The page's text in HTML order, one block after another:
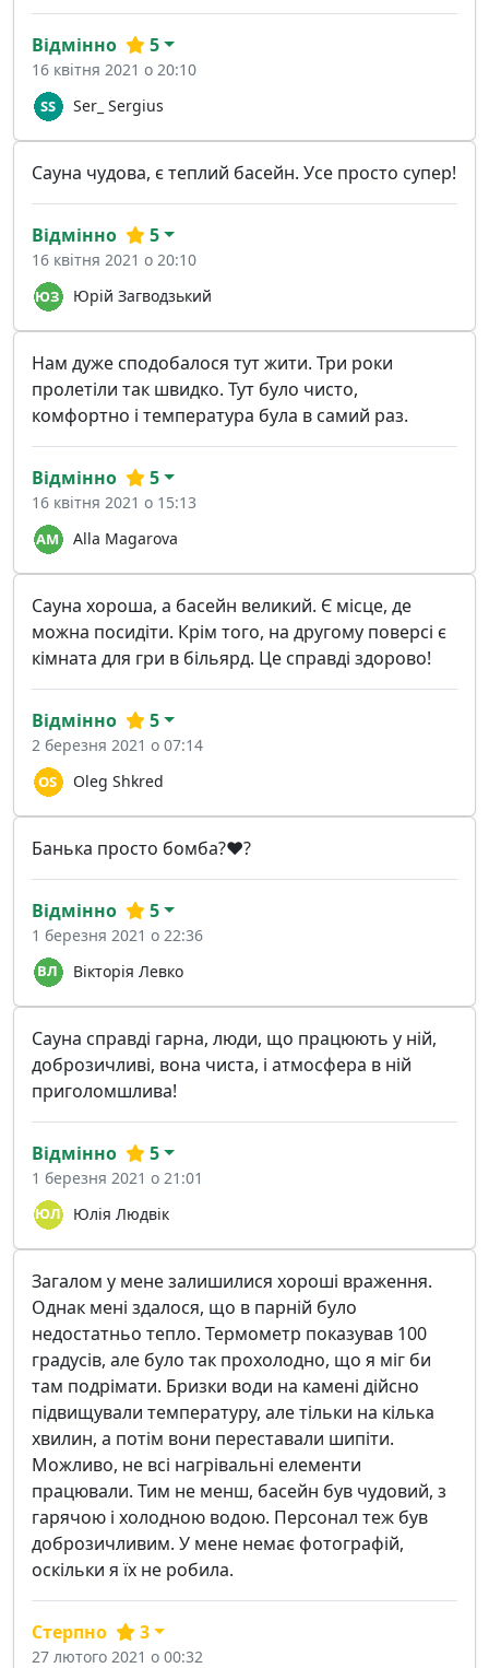
Ser_ Sergius
Відмінно 5
16 квітня 2021 о 20:10
Сауна чудова, є теплий басейн. Усе просто супер!
Юрій Загводзький
Відмінно 5
16 квітня 2021 о 20:10
Нам дуже сподобалося тут жити. Три роки
пролетіли так швидко. Тут було чисто,
комфортно і температура була в самий раз.
Alla Magarova
Відмінно 5
16 квітня 2021 о 15:13
Сауна хороша, а басейн великий. Є місце, де
можна посидіти. Крім того, на другому поверсі є
кімната для гри в більярд. Це справді здорово!
Oleg Shkred
Відмінно 5
2 березня 2021 о 07:14
Банька просто бомба?♥️?
Вікторія Левко
Відмінно 5
1 березня 2021 о 22:36
Сауна справді гарна, люди, що працюють у ній,
доброзичливі, вона чиста, і атмосфера в ній
приголомшлива!
Юлія Людвік
Відмінно 5
1 березня 2021 о 21:01
Загалом у мене залишилися хороші враження.
Однак мені здалося, що в парній було
недостатньо тепло. Термометр показував 100
градусів, але було так прохолодно, що я міг би
там подрімати. Бризки води на камені дійсно
підвищували температуру, але тільки на кілька
хвилин, а потім вони переставали шипіти.
Можливо, не всі нагрівальні елементи
працювали. Тим не менш, басейн був чудовий, з
гарячою і холодною водою. Персонал теж був
доброзичливим. У мене немає фотографій,
оскільки я їх не робила.
Стерпно 3
27 лютого 2021 о 00:32